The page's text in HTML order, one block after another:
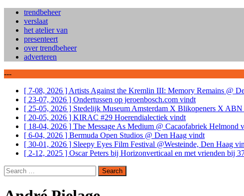
trendbeheer
verslaat
het atelier van
presenteert
over trendbeheer
adverteren
---
[ 7-08, 2026 ] Artists Against the Kremlin III: Memory Remains @
[ 23-07, 2026 ] Ondertussen op jeroenbosch.com vindt
[ 25-05, 2026 ] Stedelijk Museum Amsterdam X Blikopeners X
[ 20-05, 2026 ] KIRAC #29 Hoerendialectiek vindt
[ 18-04, 2026 ] The Message As Medium @ Cacaofabriek Helmond
[ 6-04, 2026 ] Bermuda Open Studios @ Den Haag vindt
[ 30-01, 2026 ] Sleepy Eyes Film Festival @Westeinde, Den Haag
[ 2-12, 2025 ] Oscar Peters bij Horizonverticaal en met vrienden bij
Search
for: